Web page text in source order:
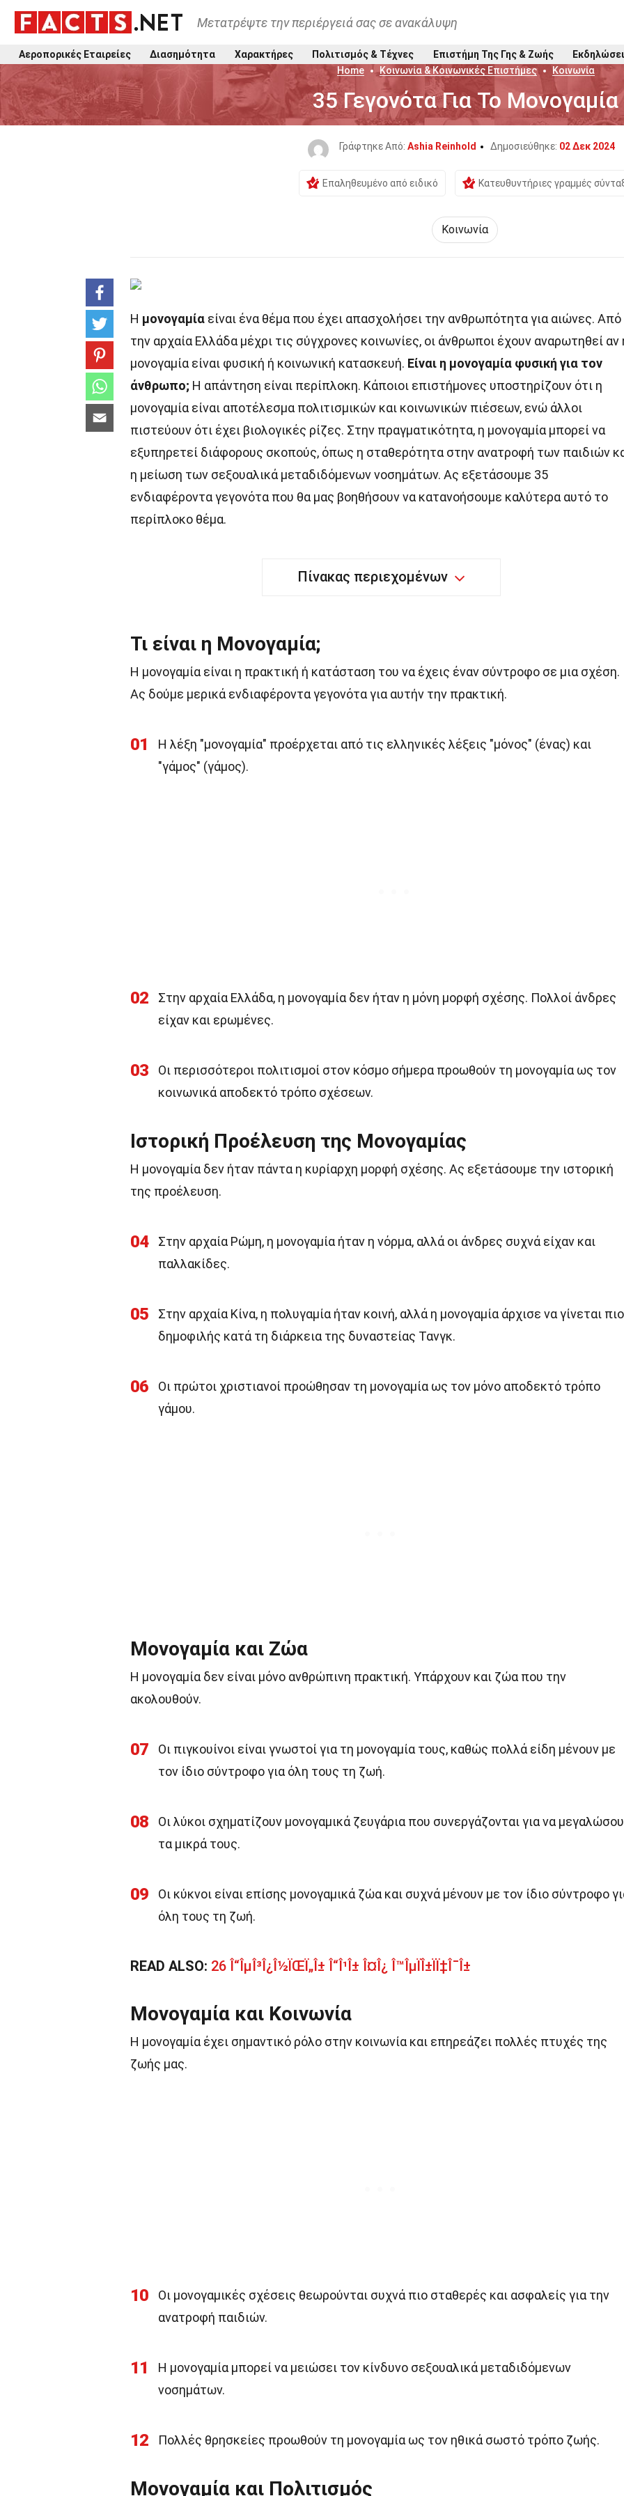
Μετατρέψτε την περιέργειά σας σε ανακάλυψη
Αεροπορικές Εταιρείες Διασημότητα Χαρακτήρες Πολιτισμός & Τέχνες Επιστήμη Της Γης & Ζωής
Home
Κοινωνία & Κοινωνικές Επιστήμες Κοινωνία
35 Γεγονότα Για Το Μονογαμία
Γράφτηκε Από: Ashia Reinhold Δημοσιεύθηκε: 02 Δεκ 2024
Επαληθευμένο από ειδικό Κατευθυντήριες γραμμές
Κοινωνία
Η μονογαμία είναι ένα θέμα που έχει απασχολήσει την ανθρωπότητα για αιώνες. Από
την αρχαία Ελλάδα μέχρι τις σύγχρονες κοινωνίες, οι άνθρωποι έχουν αναρωτηθεί αν
μονογαμία είναι φυσική ή κοινωνική κατασκευή. Είναι η μονογαμία φυσική για τον
άνθρωπο; Η απάντηση είναι περίπλοκη. Κάποιοι επιστήμονες υποστηρίζουν ότι η
μονογαμία είναι αποτέλεσμα πολιτισμικών και κοινωνικών πιέσεων, ενώ άλλοι
πιστεύουν ότι έχει βιολογικές ρίζες. Στην πραγματικότητα, η μονογαμία μπορεί να
εξυπηρετεί διάφορους σκοπούς, όπως η σταθερότητα στην ανατροφή των παιδιών
η μείωση των σεξουαλικά μεταδιδόμενων νοσημάτων. Ας εξετάσουμε 35
ενδιαφέροντα γεγονότα που θα μας βοηθήσουν να κατανοήσουμε καλύτερα αυτό το
περίπλοκο θέμα.
Πίνακας περιεχομένων
Τι είναι η Μονογαμία;
Η μονογαμία είναι η πρακτική ή κατάσταση του να έχεις έναν σύντροφο σε μια σχέση.
Ας δούμε μερικά ενδιαφέροντα γεγονότα για αυτήν την πρακτική.
01
Η λέξη "μονογαμία" προέρχεται από τις ελληνικές λέξεις "μόνος" (ένας) και
"γάμος" (γάμος).
02
Στην αρχαία Ελλάδα, η μονογαμία δεν ήταν η μόνη μορφή σχέσης. Πολλοί άνδρες
είχαν και ερωμένες.
03
Οι περισσότεροι πολιτισμοί στον κόσμο σήμερα προωθούν τη μονογαμία ως τον
κοινωνικά αποδεκτό τρόπο σχέσεων.
Ιστορική Προέλευση της Μονογαμίας
Η μονογαμία δεν ήταν πάντα η κυρίαρχη μορφή σχέσης. Ας εξετάσουμε την ιστορική
της προέλευση.
04
Στην αρχαία Ρώμη, η μονογαμία ήταν η νόρμα, αλλά οι άνδρες συχνά είχαν και
παλλακίδες.
05
Στην αρχαία Κίνα, η πολυγαμία ήταν κοινή, αλλά η μονογαμία άρχισε να γίνεται πιο
δημοφιλής κατά τη διάρκεια της δυναστείας Τανγκ.
06
Οι πρώτοι χριστιανοί προώθησαν τη μονογαμία ως τον μόνο αποδεκτό τρόπο
γάμου.
Μονογαμία και Ζώα
Η μονογαμία δεν είναι μόνο ανθρώπινη πρακτική. Υπάρχουν και ζώα που την
ακολουθούν.
07
Οι πιγκουίνοι είναι γνωστοί για τη μονογαμία τους, καθώς πολλά είδη μένουν με
τον ίδιο σύντροφο για όλη τους τη ζωή.
08
Οι λύκοι σχηματίζουν μονογαμικά ζευγάρια που συνεργάζονται για να
τα μικρά τους.
09
Οι κύκνοι είναι επίσης μονογαμικά ζώα και συχνά μένουν με τον ίδιο σύντροφο
όλη τους τη ζωή.
READ ALSO: 26 Î“ÎµÎ³Î¿Î½ÏŒÏ„Î± Î“Î¹Î± Î¤Î¿ Î™ÎµÏÎ±ÏÏ‡Î¯Î±
Μονογαμία και Κοινωνία
Η μονογαμία έχει σημαντικό ρόλο στην κοινωνία και επηρεάζει πολλές πτυχές της
ζωής μας.
10
Οι μονογαμικές σχέσεις θεωρούνται συχνά πιο σταθερές και ασφαλείς για την
ανατροφή παιδιών.
11
Η μονογαμία μπορεί να μειώσει τον κίνδυνο σεξουαλικά μεταδιδόμενων
νοσημάτων.
12 Πολλές θρησκείες προωθούν τη μονογαμία ως τον ηθικά σωστό τρόπο ζωής.
Μονογαμία και Πολιτισμός